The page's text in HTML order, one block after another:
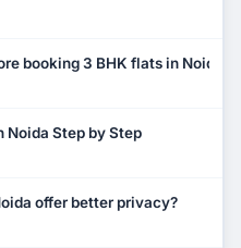
booking 3 BHK flats in Noida?
Noida Step by Step
offer better privacy?